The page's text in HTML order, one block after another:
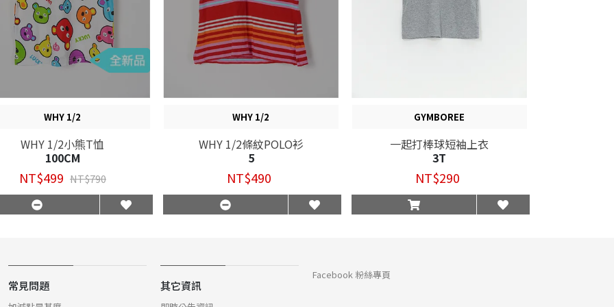
WHY 1/2
WHY 1/2小熊T恤
100CM
NT$499 NT$790
WHY 1/2
WHY 1/2條紋POLO衫
5
NT$490
GYMBOREE
一起打棒球短袖上衣
3T
NT$290
常見問題 其它資訊
Facebook 粉絲專頁